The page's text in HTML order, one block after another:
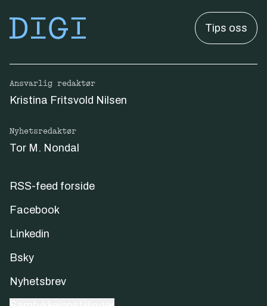
Tips oss
Ansvarlig redaktør
Kristina Fritsvold Nilsen
Nyhetsredaktør
Tor M. Nondal
RSS-feed forside
Facebook
Linkedin
Bsky
Nyhetsbrev